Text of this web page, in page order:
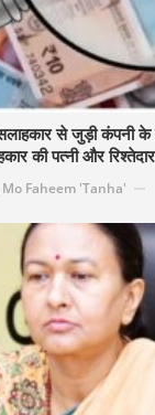
से जुड़ी कंपनी
की पत्नी और
Mo Faheem 'Tanha'